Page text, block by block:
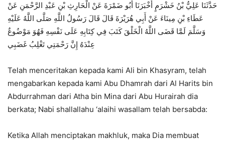
حَدَّثَنَا عَلِيُّ بْنُ خَشْرَمٍ أَخْبَرَنَا أَبُو ضَمْرَةَ عَنْ الْحَارِثِ بْنِ عَبْدِ الرَّحْمَنِ عَنْ
عَطَاءِ بْنِ مِينَاءَ عَنْ أَبِي هُرَيْرَةَ قَالَ قَالَ رَسُولُ اللَّهِ صَلَّى اللَّهُ عَلَيْهِ
وَسَلَّمَ لَمَّا قَضَى اللَّهُ الْخَلْقَ كَتَبَ فِي كِتَابِهِ عَلَى نَفْسِهِ فَهُوَ مَوْضُوعٌ
عِنْدَهُ إِنَّ رَحْمَتِي تَغْلِبُ غَضَبِي
Telah menceritakan kepada kami Ali bin Khasyram, telah
mengabarkan kepada kami Abu Dhamrah dari Al Harits bin
Abdurrahman dari Atha bin Mina dari Abu Hurairah dia
berkata; Nabi shallallahu ‘alaihi wasallam telah bersabda:
Ketika Allah menciptakan makhluk, maka Dia membuat